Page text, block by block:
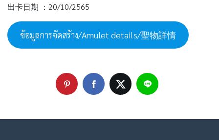
出卡日期 ：20/10/2565
ข้อมูลการจัดสร้าง/Amulet details/聖物詳情